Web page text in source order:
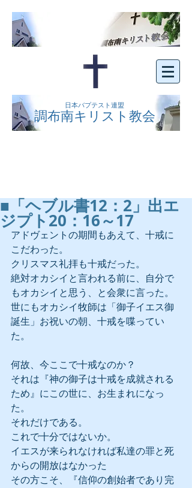
日本バプテスト連盟
調布南キリスト教会
■「ヘブル書12：2」出エ
ジプト20：16～17
アドヴェントの期間もあえて、十戒に
こだわった。
クリスマス礼拝も十戒だった。
絶対オカシイと言われる前に、自分で
もオカシイと思う、と会衆に言った。
世にもオカシイ牧師は「御子イエス御
誕生」お祝いの朝、十戒を喋ってい
た。
何故、今ここで十戒なのか？
それは『神の御子は十戒を成就される
ため』にこの世に、お生まれになっ
た。
それだけである。
これで十分ではないか。
イエスが来られなければ私達の罪と死
からの開放はなかった
その方こそ、『信仰の創始者であり完